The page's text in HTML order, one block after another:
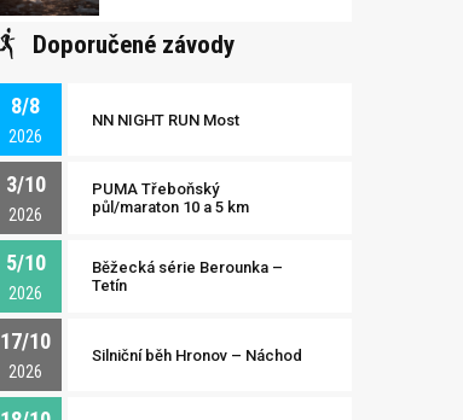
Doporučené závody
8/8
2026
NN NIGHT RUN Most
3/10
2026
PUMA Třeboňský
půl/maraton 10 a 5 km
5/10
2026
Běžecká série Berounka –
Tetín
17/10
2026
Silniční běh Hronov – Náchod